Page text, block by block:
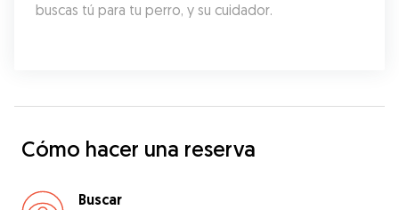
buscas tú para tu perro, y su cuidador.
Cómo hacer una reserva
Buscar